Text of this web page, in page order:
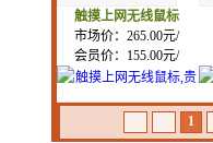
触摸上网无线鼠标
市场价：265.00元/
会员价：155.00元/
1